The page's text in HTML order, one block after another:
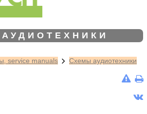
service manuals Схемы аудиотехники